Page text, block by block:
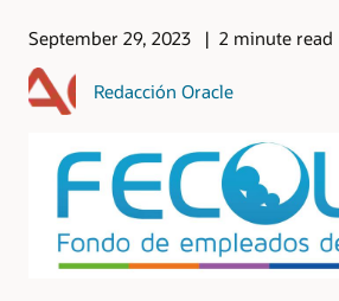
September 29, 2023 2 minute read
Redacción Oracle